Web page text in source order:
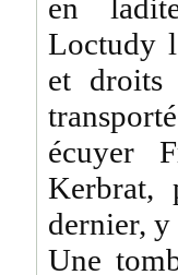
en
Loctudy
et droits
écuyer
Kerbrat,
dernier,
Une